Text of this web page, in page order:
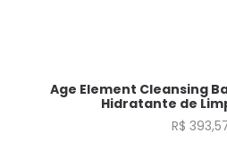
Age Element Cleansing
Hidratante de
R$